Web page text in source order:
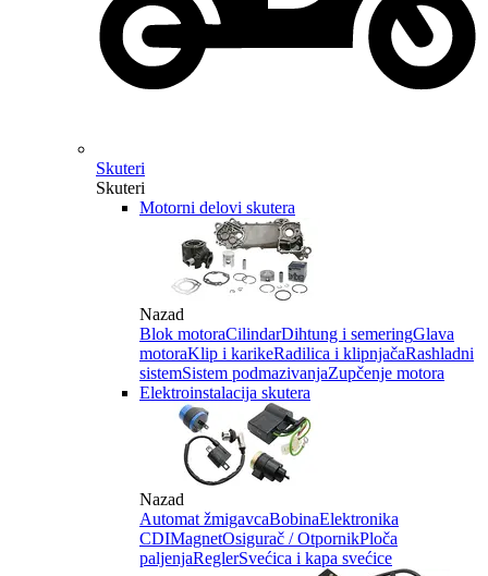
Skuteri
Skuteri
Motorni delovi skutera
Nazad
Blok motoraCilindarDihtung i semeringGlava
motoraKlip i karikeRadilica i klipnjačaRashladni
sistemSistem podmazivanjaZupčenje motora
Elektroinstalacija skutera
Nazad
Automat žmigavcaBobinaElektronika
CDIMagnetOsigurač / OtpornikPloča
paljenjaReglerSvećica i kapa svećice